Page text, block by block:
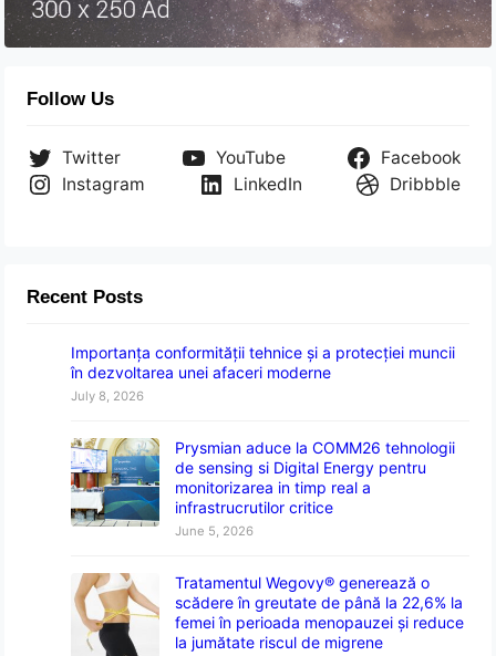
Follow Us
Twitter YouTube
Facebook
Instagram
LinkedIn Dribbble
Recent Posts
Importanța conformității tehnice și a protecției muncii
în dezvoltarea unei afaceri moderne
July 8, 2026
Prysmian aduce la COMM26 tehnologii
de sensing si Digital Energy pentru
monitorizarea in timp real a
infrastrucrutilor critice
June 5, 2026
Tratamentul Wegovy® generează o
scădere în greutate de până la 22,6% la
femei în perioada menopauzei și reduce
la jumătate riscul de migrene